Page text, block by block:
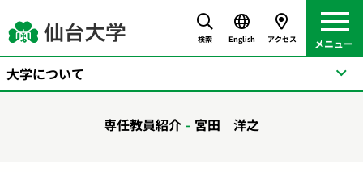
検索 English アクセス
専任教員紹介 宮田 洋之
大学について